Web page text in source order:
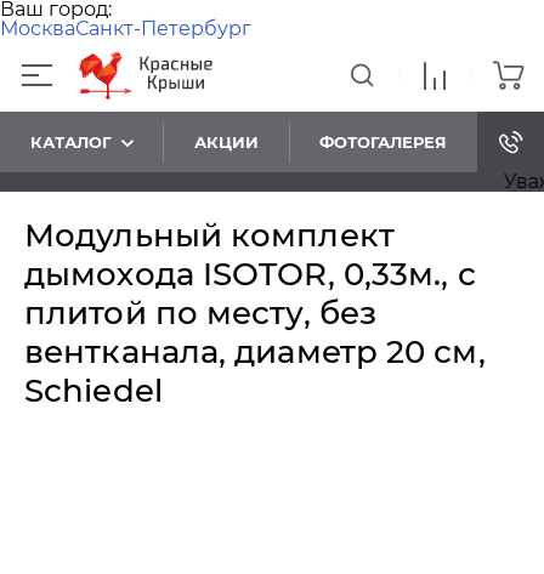
Ваш город:
МоскваСанкт-Петербург
КАТАЛОГ АКЦИИ ФОТОГАЛЕРЕЯ
Модульный комплект
дымохода ISOTOR, 0,33м., с
плитой по месту, без
вентканала, диаметр 20 см,
Schiedel